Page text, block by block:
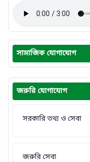
সামাজিক যোগাযোগ
জরুরি যোগাযোগ
সরকারি তথ্য ও সেবা
জরুরি সেবা